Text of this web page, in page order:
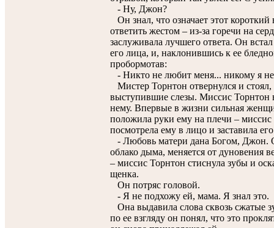
- Ну, Джон?
Он знал, что означает этот
ответить жестом – из-за горечи на
заслуживала лучшего ответа. Он
его лица, и, наклонившись к ее
пробормотав:
- Никто не любит меня... никому я
Мистер Торнтон отвернулся и
выступившие слезы. Миссис Торнтон
нему. Впервые в жизни сильная
положила руки ему на плечи –
посмотрела ему в лицо и заставила
- Любовь матери дана Богом, Джон.
облако дыма, меняется от дуновения
– миссис Торнтон стиснула зубы и
щенка.
Он потряс головой.
- Я не подхожу ей, мама. Я знал это.
Она выдавила слова сквозь сжатые
по ее взгляду он понял, что это